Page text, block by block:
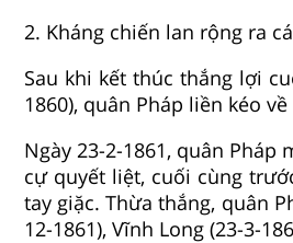
2. Kháng chiến lan rộng ra
Sau khi kết thúc thắng lợi
1860), quân Pháp liền kéo
Ngày 23-2-1861, quân
cự quyết liệt, cuối cùng
tay giặc. Thừa thắng, quân
12-1861), Vĩnh Long (23-3-